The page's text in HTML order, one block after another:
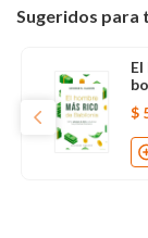
Sugeridos para
$